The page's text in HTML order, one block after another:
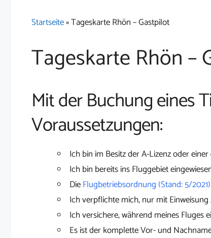
Startseite»Tageskarte Rhön – Gastpilot
Tageskarte Rhön –
Mit der Buchung eines
Voraussetzungen:
Ich bin im Besitz der A-Lizenz oder
Ich bin bereits ins Fluggebiet
DieFlugbetriebsordnung (Stand: 5/2021)
Ich verpflichte mich, nur mit
Ich versichere, während meines Fluges
Es ist der komplette Vor- und